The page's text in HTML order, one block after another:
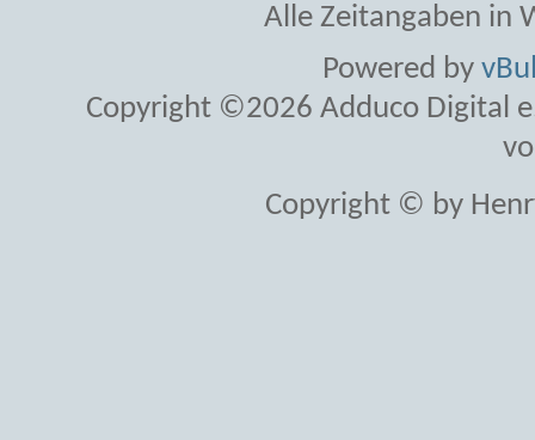
Alle Zeitangaben in
Powered by
Copyright ©2026 Adduco Digital
Copyright © by